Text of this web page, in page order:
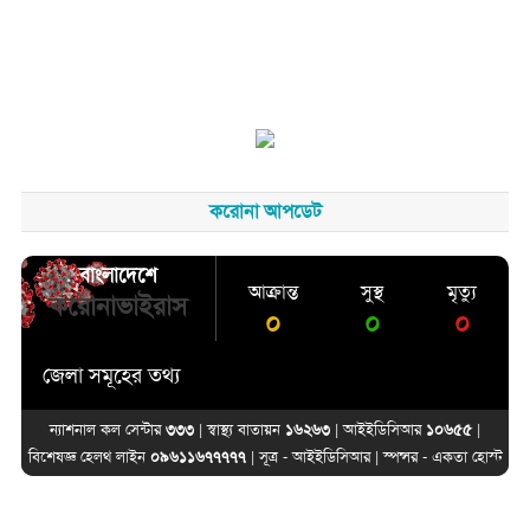
করোনা আপডেট
বাংলাদেশে
করোনাভাইরাস আক্রান্ত
০
সুস্থ
০
মৃত্যু
০
জেলা সমূহের তথ্য
ন্যাশনাল কল সেন্টার৩৩৩ | স্বাস্থ্য বাতায়ন ১৬২৬৩ | আইইডিসিআর ১০৬৫৫|
বিশেষজ্ঞ হেলথ লাইন ০৯৬১১৬৭৭৭৭৭| সূত্র -আইইডিসিআর| স্পন্সর - একতা হোস্ট